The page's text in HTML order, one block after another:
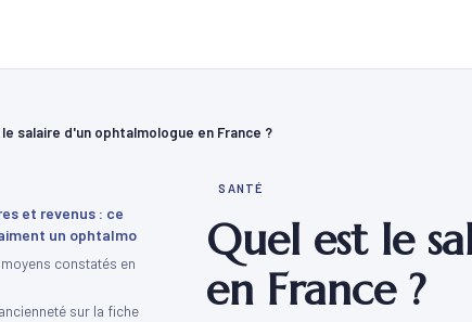
salaire d'un ophtalmologue en France ?
et revenus : ce
un ophtalmo
constatés en
sur la fiche
SANTÉ
Quel est le
en France ?